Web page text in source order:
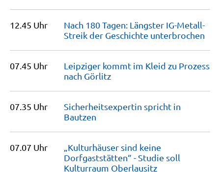
12.45 Uhr
Nach 180 Tagen: Längster IG-Metall-
Streik der Geschichte unterbrochen
07.45 Uhr
Leipziger kommt im Kleid zu Prozess
nach Görlitz
07.35 Uhr
Sicherheitsexpertin spricht in
Bautzen
07.07 Uhr
„Kulturhäuser sind keine
Dorfgaststätten“ - Studie soll
Kulturraum Oberlausitz